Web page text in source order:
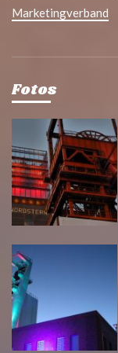
Marketingverband
Fotos